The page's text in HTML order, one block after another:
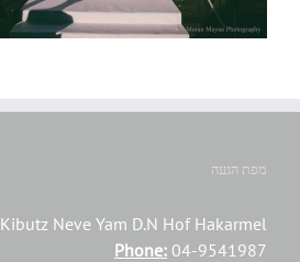
מפת הגעה
Kibutz Neve Yam D.N Hof Hakarmel
Phone: 04-9541987